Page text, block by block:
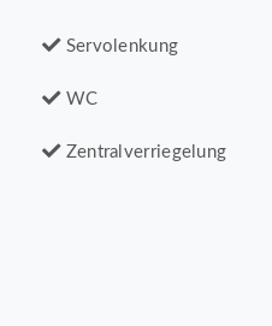
Servolenkung
WC
Zentralverriegelung